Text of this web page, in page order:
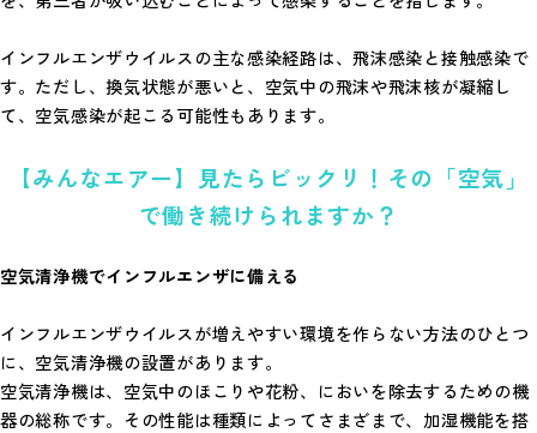
インフルエンザウイルスの主な感染経路は、飛沫感染と接触感染で
す。ただし、換気状態が悪いと、空気中の飛沫や飛沫核が凝縮し
て、空気感染が起こる可能性もあります。
【みんなエアー】見たらビックリ！その「空気」
で働き続けられますか？
空気清浄機でインフルエンザに備える
インフルエンザウイルスが増えやすい環境を作らない方法のひとつ
に、空気清浄機の設置があります。
空気清浄機は、空気中のほこりや花粉、においを除去するための機
器の総称です。その性能は種類によってさまざまで、加湿機能を搭